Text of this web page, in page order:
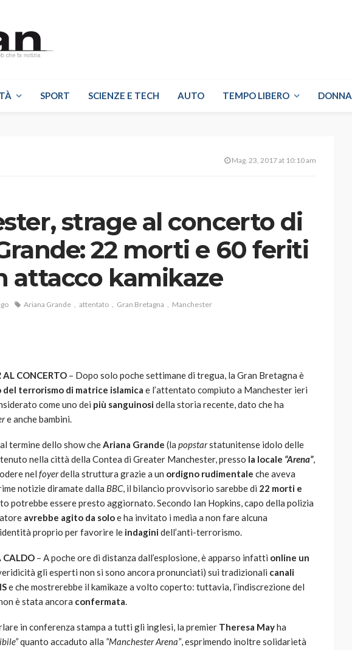
SPORT SCIENZE E TECH AUTO TEMPO LIBERO DONNA
Mag. 23, 2017 at 10:10 am
strage al concerto di
22 morti e 60 feriti
attacco kamikaze
Ariana Grande attentato Gran Bretagna Manchester
AL CONCERTO – Dopo solo poche settimane di tregua, la Gran Bretagna è
del terrorismo di matrice islamica e l’attentato compiuto a Manchester ieri
come uno dei più sanguinosidella storia recente, dato che ha
e anche bambini.
termine dello show cheAriana Grande (la popstarstatunitense idolo delle
nella città della Contea di Greater Manchester, presso la locale “Arena”,
nel foyerdella struttura grazie a un ordigno rudimentale che aveva
notizie diramate dalla BBC, il bilancio provvisorio sarebbe di 22 morti e
potrebbe essere presto aggiornato. Secondo Ian Hopkins, capo della polizia
avrebbe agito da soloe ha invitato i media a non fare alcuna
proprio per favorire le indaginidell’anti-terrorismo.
CALDO – A poche ore di distanza dall’esplosione, è apparso infatti online un
gli esperti non si sono ancora pronunciati) sui tradizionali canali
e che mostrerebbe il kamikaze a volto coperto: tuttavia, l’indiscrezione del
è stata ancora confermata.
in conferenza stampa a tutti gli inglesi, la premier Theresa Mayha
quanto accaduto alla “Manchester Arena”, esprimendo inoltre solidarietà
tagliaerba: quale
1 anno ago 783
Davis: tennis mondiale e
passione per
god 9 mesi ago